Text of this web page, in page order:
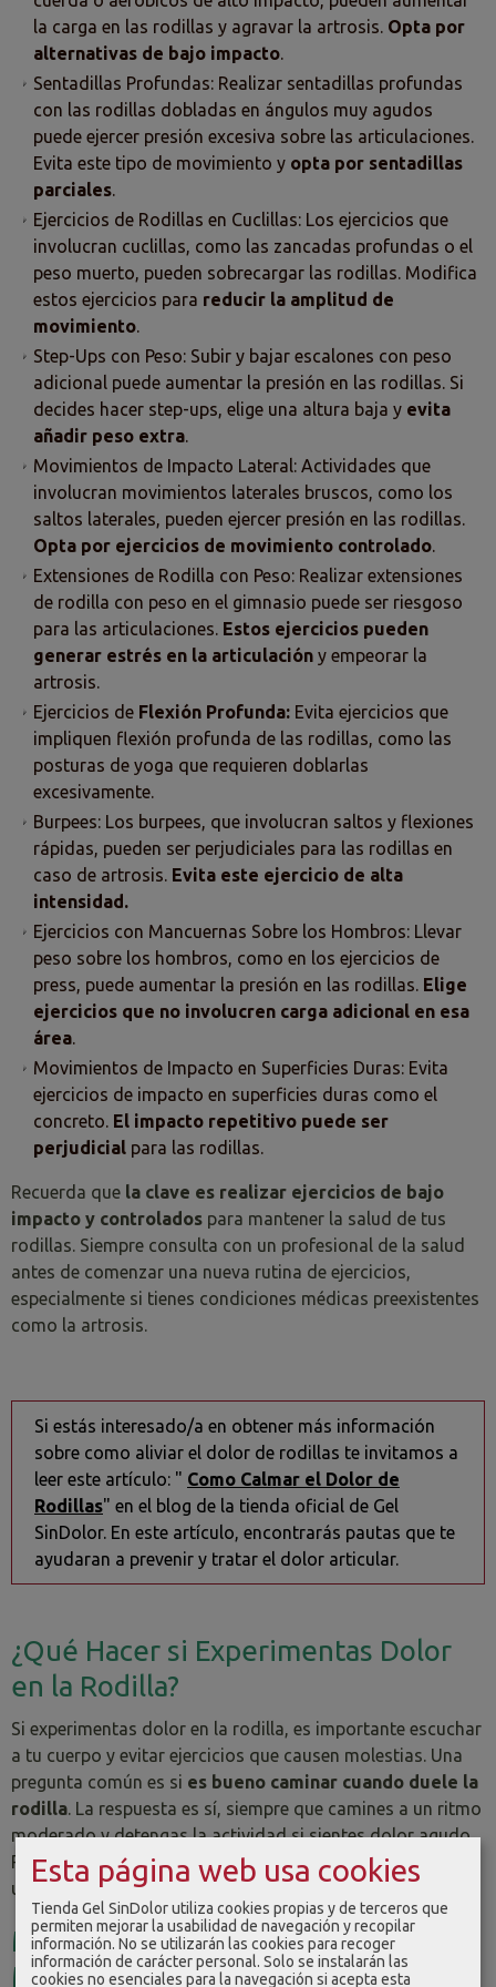
la carga en las rodillas y agravar la artrosis. Opta por
alternativas de bajo impacto.
Sentadillas Profundas: Realizar sentadillas profundas
con las rodillas dobladas en ángulos muy agudos
puede ejercer presión excesiva sobre las articulaciones.
Evita este tipo de movimiento y opta por sentadillas
parciales.
Ejercicios de Rodillas en Cuclillas: Los ejercicios que
involucran cuclillas, como las zancadas profundas o el
peso muerto, pueden sobrecargar las rodillas. Modifica
estos ejercicios para reducir la amplitud de
movimiento.
Step-Ups con Peso: Subir y bajar escalones con peso
adicional puede aumentar la presión en las rodillas. Si
decides hacer step-ups, elige una altura baja y evita
añadir peso extra.
Movimientos de Impacto Lateral: Actividades que
involucran movimientos laterales bruscos, como los
saltos laterales, pueden ejercer presión en las rodillas.
Opta por ejercicios de movimiento controlado.
Extensiones de Rodilla con Peso: Realizar extensiones
de rodilla con peso en el gimnasio puede ser riesgoso
para las articulaciones. Estos ejercicios pueden
generar estrés en la articulación y empeorar la
artrosis.
Ejercicios de Flexión Profunda: Evita ejercicios que
impliquen flexión profunda de las rodillas, como las
posturas de yoga que requieren doblarlas
excesivamente.
Burpees: Los burpees, que involucran saltos y flexiones
rápidas, pueden ser perjudiciales para las rodillas en
caso de artrosis. Evita este ejercicio de alta
intensidad.
Ejercicios con Mancuernas Sobre los Hombros: Llevar
peso sobre los hombros, como en los ejercicios de
press, puede aumentar la presión en las rodillas. Elige
ejercicios que no involucren carga adicional en esa
área.
Movimientos de Impacto en Superficies Duras: Evita
ejercicios de impacto en superficies duras como el
concreto. El impacto repetitivo puede ser
perjudicial para las rodillas.
Recuerda que la clave es realizar ejercicios de bajo
impacto y controlados para mantener la salud de tus
rodillas. Siempre consulta con un profesional de la salud
antes de comenzar una nueva rutina de ejercicios,
especialmente si tienes condiciones médicas preexistentes
como la artrosis.
Si estás interesado/a en obtener más información
sobre como aliviar el dolor de rodillas te invitamos a
leer este artículo: " Como Calmar el Dolor de
Rodillas" en el blog de la tienda oficial de Gel
SinDolor. En este artículo, encontrarás pautas que te
ayudaran a prevenir y tratar el dolor articular.
¿Qué Hacer si Experimentas Dolor
en la Rodilla?
Si experimentas dolor en la rodilla, es importante escuchar
a tu cuerpo y evitar ejercicios que causen molestias. Una
pregunta común es si es bueno caminar cuando duele la
rodilla. La respuesta es sí, siempre que camines a un ritmo
moderado y detengas la actividad si sientes dolor agudo.
Recuerda que el dolor persistente debe ser evaluado por
un profesional de la salud para un diagnóstico adecuado.
Mantén tus Rodillas Saludables y en
Movimiento
Esta página web usa cookies
Tienda Gel SinDolor utiliza cookies propias y de terceros que
permiten mejorar la usabilidad de navegación y recopilar
información. No se utilizarán las cookies para recoger
información de carácter personal. Solo se instalarán las
cookies no esenciales para la navegación si acepta esta